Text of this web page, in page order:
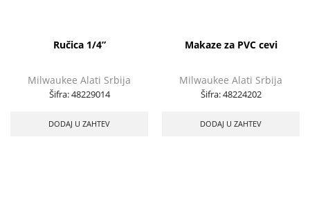
Ručica 1/4”
Milwaukee Alati Srbija
Šifra:48229014
DODAJ U ZAHTEV
Makaze za PVC cevi
Milwaukee Alati Srbija
Šifra:48224202
DODAJ U ZAHTEV